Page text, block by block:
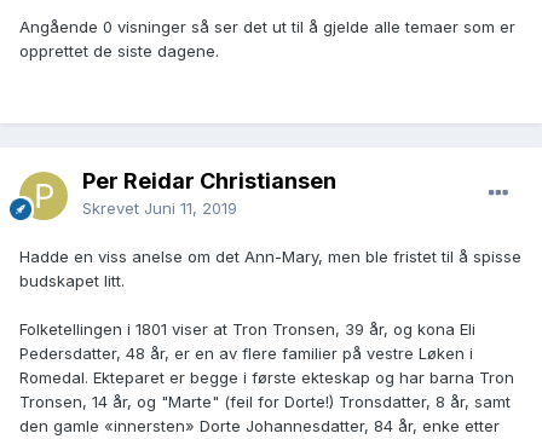
Angående 0 visninger så ser det ut til å gjelde alle temaer som er
opprettet de siste dagene.
Per Reidar Christiansen
Skrevet Juni 11, 2019
Hadde en viss anelse om det Ann-Mary, men ble fristet til å spisse
budskapet litt.
Folketellingen i 1801 viser at Tron Tronsen, 39 år, og kona Eli
Pedersdatter, 48 år, er en av flere familier på vestre Løken i
Romedal. Ekteparet er begge i første ekteskap og har barna Tron
Tronsen, 14 år, og "Marte" (feil for Dorte!) Tronsdatter, 8 år, samt
den gamle «innersten» Dorte Johannesdatter, 84 år, enke etter